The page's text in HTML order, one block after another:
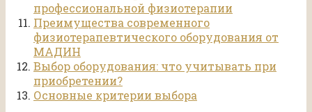
профессиональной физиотерапии
Преимущества современного
физиотерапевтического оборудования от
МАДИН
Выбор оборудования: что учитывать при
приобретении?
Основные критерии выбора